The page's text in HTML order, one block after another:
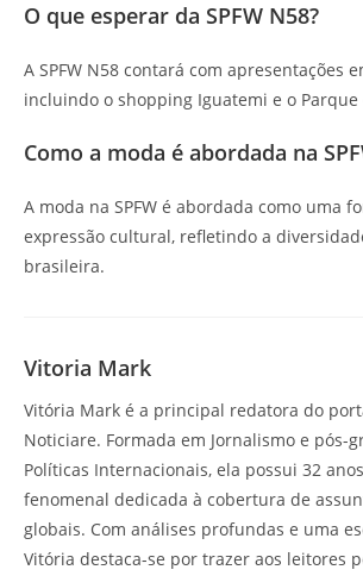
O que esperar da SPFW N58?
A SPFW N58 contará com apresentações
incluindo o shopping Iguatemi e o
Como a moda é abordada na
A moda na SPFW é abordada como uma
expressão cultural, refletindo a
brasileira.
Vitoria Mark
Vitória Mark é a principal redatora do
Noticiare. Formada em Jornalismo e pós-
Políticas Internacionais, ela possui 32
fenomenal dedicada à cobertura de
globais. Com análises profundas e uma
Vitória destaca-se por trazer aos leitores